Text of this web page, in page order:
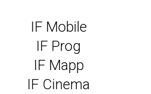
IF Mobile
IF Prog
IF Mapp
IF Cinema